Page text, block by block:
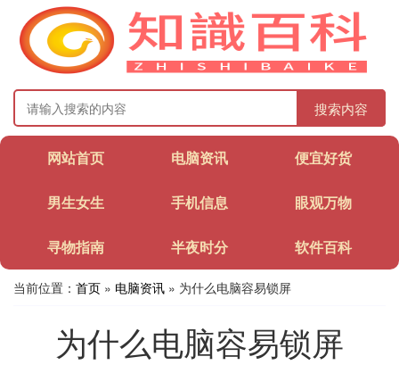
搜索内容
网站首页 电脑资讯 便宜好货
男生女生 手机信息 眼观万物
寻物指南 半夜时分 软件百科
当前位置： 首页 » 电脑资讯 » 为什么电脑容易锁屏
为什么电脑容易锁屏